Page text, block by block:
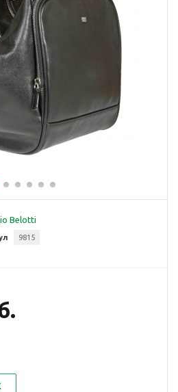
Belotti
9815